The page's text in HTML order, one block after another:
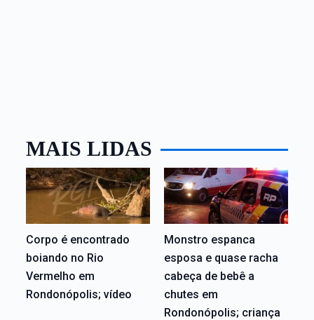
MAIS LIDAS
Corpo é encontrado
boiando no Rio
Vermelho em
Rondonópolis; vídeo
Monstro espanca
esposa e quase racha
cabeça de bebê a
chutes em
Rondonópolis; criança